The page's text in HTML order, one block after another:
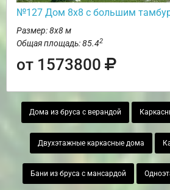
№127 Дом 8х8 с большим
Размер: 8х8 м
Общая площадь: 85.42
от 1573800
Дома из бруса с верандой
Двухэтажные каркасные дома
Бани из бруса с мансардой